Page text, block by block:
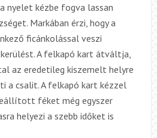
nyelet kézbe fogva lassan
Markában érzi, hogy a
ficánkolással veszi
A felkapó kart átváltja,
az eredetileg kiszemelt helyre
a csalit. A felkapó kart kézzel
féket még egyszer
helyezi a szebb időket is